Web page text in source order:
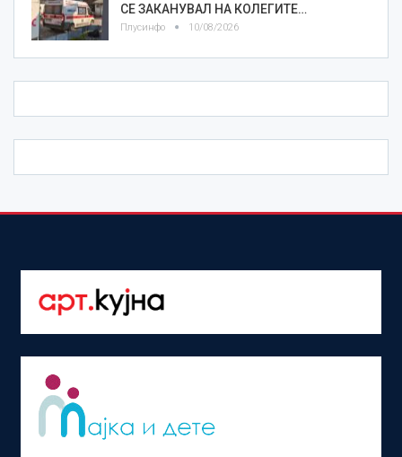
СЕ ЗАКАНУВАЛ НА КОЛЕГИТЕ…
Плусинфо 10/08/2026